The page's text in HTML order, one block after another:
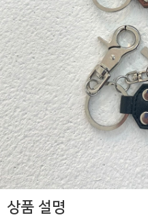
상품 설명